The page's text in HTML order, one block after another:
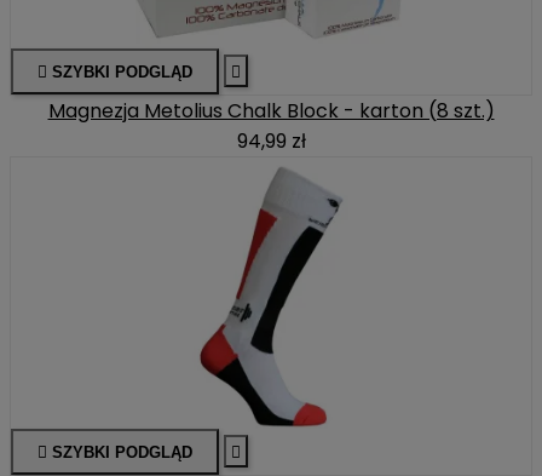
 SZYBKI PODGLĄD 
Magnezja Metolius Chalk Block - karton (8 szt.)
94,99 zł
 SZYBKI PODGLĄD 